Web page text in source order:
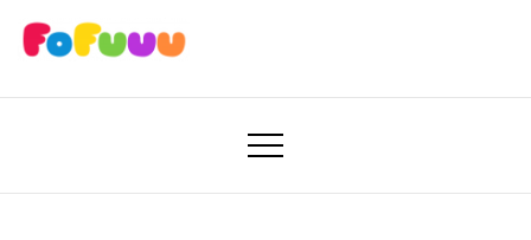
Fofuuu 🧠🚀
Aprender Brincando